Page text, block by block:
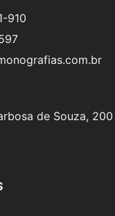
910
de Souza, 200